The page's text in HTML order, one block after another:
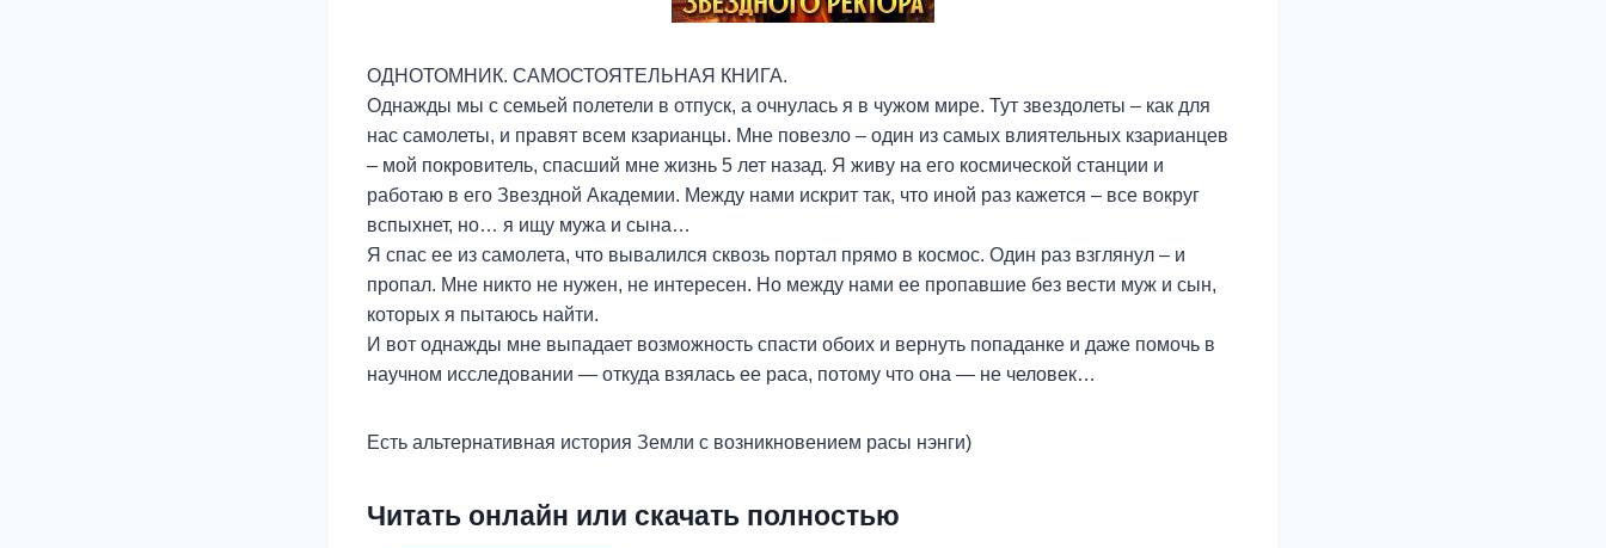
ОДНОТОМНИК. САМОСТОЯТЕЛЬНАЯ КНИГА.
Однажды мы с семьей полетели в отпуск, а очнулась я в чужом мире. Тут звездолеты – как для
нас самолеты, и правят всем кзарианцы. Мне повезло – один из самых влиятельных кзарианцев
– мой покровитель, спасший мне жизнь 5 лет назад. Я живу на его космической станции и
работаю в его Звездной Академии. Между нами искрит так, что иной раз кажется – все вокруг
вспыхнет, но… я ищу мужа и сына…
Я спас ее из самолета, что вывалился сквозь портал прямо в космос. Один раз взглянул – и
пропал. Мне никто не нужен, не интересен. Но между нами ее пропавшие без вести муж и сын,
которых я пытаюсь найти.
И вот однажды мне выпадает возможность спасти обоих и вернуть попаданке и даже помочь в
научном исследовании — откуда взялась ее раса, потому что она — не человек…
Есть альтернативная история Земли с возникновением расы нэнги)
Читать онлайн или скачать полностью